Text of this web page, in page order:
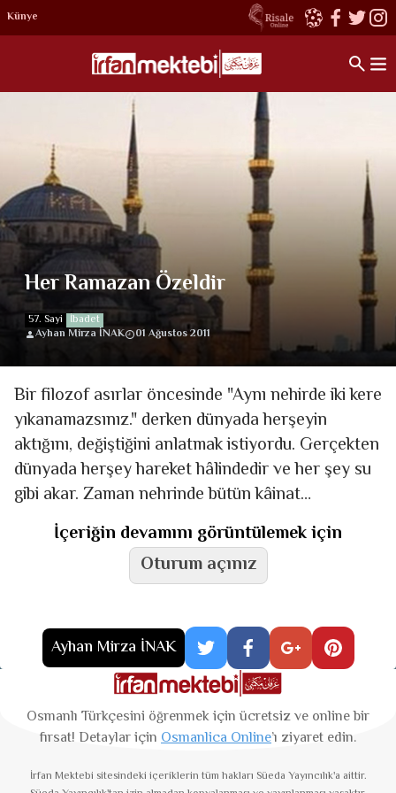
Künye
Her Ramazan Özeldir
57. Sayi İbadet
Ayhan Mirza İNAK
01 Ağustos 2011
Bir filozof asırlar öncesinde "Aynı nehirde iki kere
yıkanamazsınız." derken dünyada herşeyin
aktığını, değiştiğini anlatmak istiyordu. Gerçekten
dünyada herşey hareket hâlindedir ve her şey su
gibi akar. Zaman nehrinde bütün kâinat
durmaksızın bir akışın içinde
İçeriğin devamını görüntülemek için
Oturum açınız
Ayhan Mirza İNAK
Osmanlı Türkçesini öğrenmek için ücretsiz ve online bir
fırsat! Detaylar için Osmanlica Online’ı ziyaret edin.
İrfan Mektebi sitesindeki içeriklerin tüm hakları Süeda Yayıncılık'a aittir.